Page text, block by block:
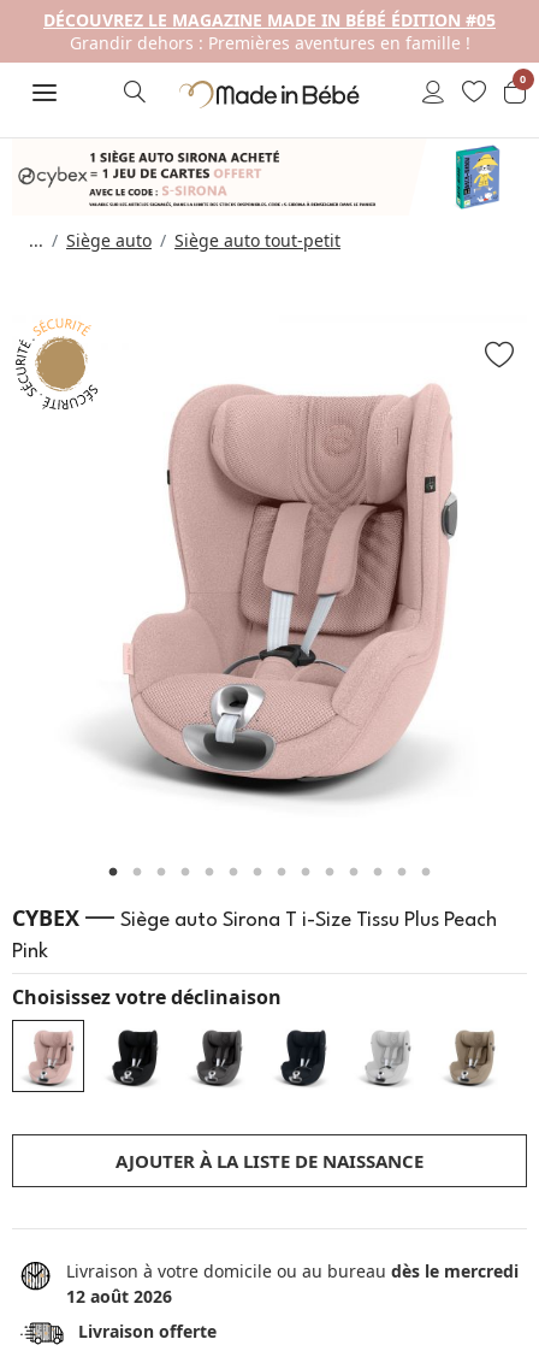
DÉCOUVREZ LE MAGAZINE MADE IN BÉBÉ ÉDITION #05
Grandir dehors : Premières aventures en famille !
0
... Siège auto Siège auto tout-petit
CYBEX — Siège auto Sirona T i-Size Tissu Plus Peach
Pink
Choisissez votre déclinaison
AJOUTER À LA LISTE DE NAISSANCE
Livraison à votre domicile ou au bureau dès le mercredi
12 août 2026
Livraison offerte